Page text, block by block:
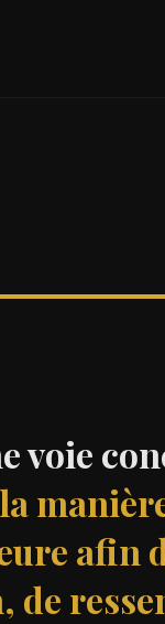
voie
afin
de